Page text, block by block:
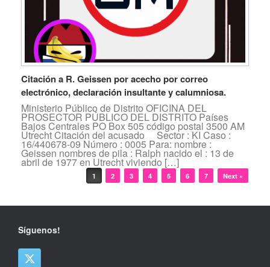
Citación a R. Geissen por acecho por correo
electrónico, declaración insultante y calumniosa.
Ministerio Público de Distrito OFICINA DEL
PROSECTOR PÚBLICO DEL DISTRITO Países
Bajos Centrales PO Box 505 código postal 3500 AM
Utrecht Citación del acusado Sector : KI Caso :
16/440678-09 Número : 0005 Para: nombre :
Geissen nombres de pila : Ralph nacido el : 13 de
abril de 1977 en Utrecht viviendo […]
Navegador de artículos
1 2 3 4 5 6 7 Next »
Síguenos!